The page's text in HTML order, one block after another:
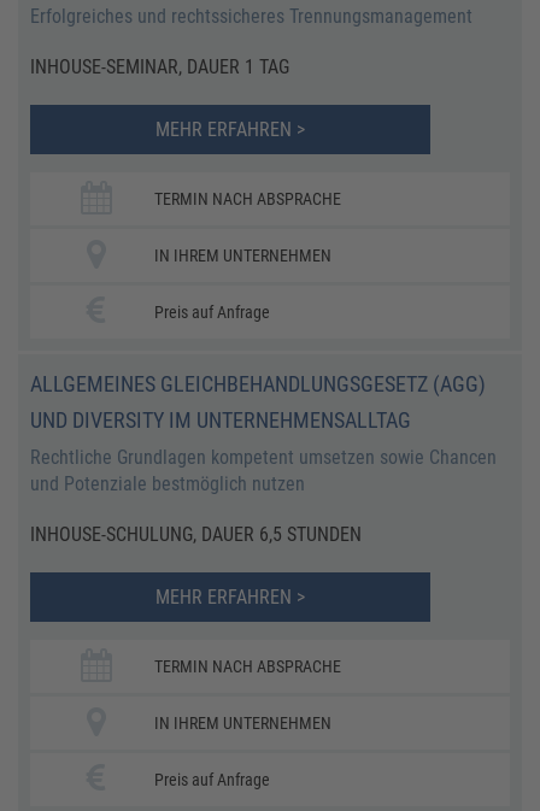
Erfolgreiches und rechtssicheres Trennungsmanagement
INHOUSE-SEMINAR, DAUER 1 TAG
MEHR ERFAHREN >
TERMIN NACH ABSPRACHE
IN IHREM UNTERNEHMEN
Preis auf Anfrage
ALLGEMEINES GLEICHBEHANDLUNGSGESETZ (AGG)
UND DIVERSITY IM UNTERNEHMENSALLTAG
Rechtliche Grundlagen kompetent umsetzen sowie Chancen
und Potenziale bestmöglich nutzen
INHOUSE-SCHULUNG, DAUER 6,5 STUNDEN
MEHR ERFAHREN >
TERMIN NACH ABSPRACHE
IN IHREM UNTERNEHMEN
Preis auf Anfrage